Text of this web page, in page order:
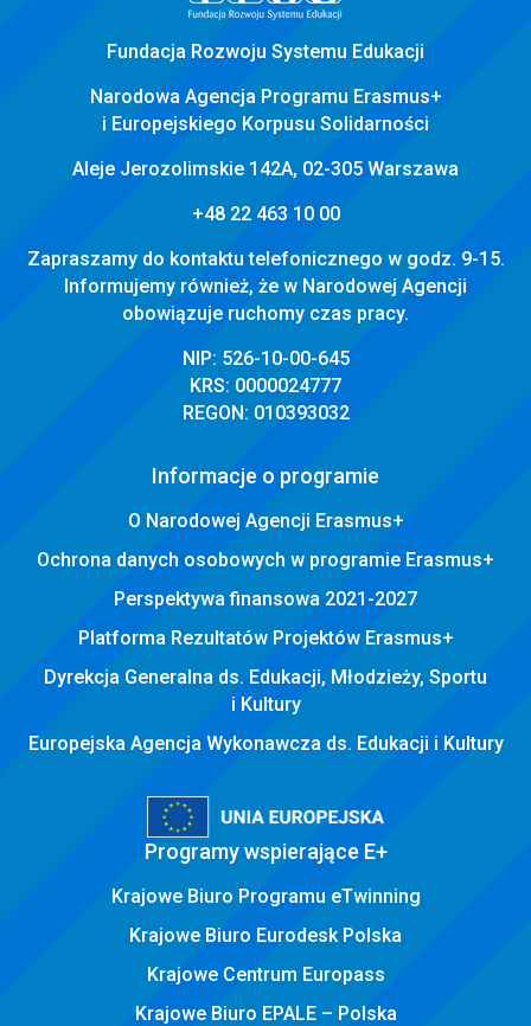
Fundacja Rozwoju Systemu Edukacji
Narodowa Agencja Programu Erasmus+
i Europejskiego Korpusu Solidarności
Aleje Jerozolimskie 142A, 02-305 Warszawa
+48 22 463 10 00
Zapraszamy do kontaktu telefonicznego w godz. 9-15.
Informujemy również, że w Narodowej Agencji
obowiązuje ruchomy czas pracy.
NIP: 526-10-00-645
KRS: 0000024777
REGON: 010393032
Informacje o programie
O Narodowej Agencji Erasmus+
Ochrona danych osobowych w programie Erasmus+
Perspektywa finansowa 2021-2027
Platforma Rezultatów Projektów Erasmus+
Dyrekcja Generalna ds. Edukacji, Młodzieży, Sportu
i Kultury
Europejska Agencja Wykonawcza ds. Edukacji i Kultury
Programy wspierające E+
Krajowe Biuro Programu eTwinning
Krajowe Biuro Eurodesk Polska
Krajowe Centrum Europass
Krajowe Biuro EPALE – Polska